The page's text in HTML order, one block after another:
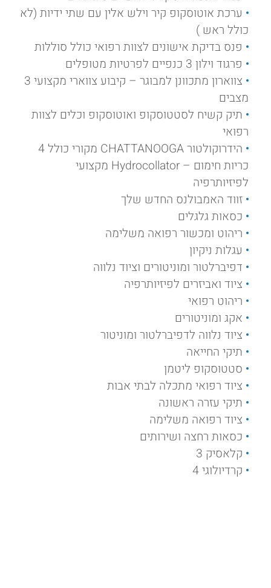
ערכת אוטוסקופ קיר וילש אלין עם שתי ידיות (לא
כולל ראש )
פנס בדיקת אישונים לצוות רפואי כולל סוללות
פרגוד וילון 3 כנפיים לפרטיות מטופלים
צווארון מתכוונן למבוגר – קיבוע צווארי מקצועי 3
מצבים
תיק קשיח לסטטוסקופ ואוטוסקופ וכלים לצוות
רפואי
הידרוקולטור CHATTANOOGA מקורי כולל 4
כריות חימום – Hydrocollator מקצועי
לפיזיותרפיה
זווד האמבולנס החדש שלך
כסאות גלגלים
ריהוט ומכשור רפואה משלימה
עגלות ניקיון
דפיברלטור ומוניטורים וציוד נלווה
ציוד ואביזרים לפיזיותרפיה
ריהוט רפואי
אקג ומוניטורים
ציוד נלווה לדפיברלטור ומוניטור
תיקי החייאה
סטטוסקופ ליטמן
ציוד רפואי מתכלה לבתי אבות
תיקי עזרה ראשונה
ציוד רפואה משלימה
כסאות רחצה ושירותים
קלאסיק 3
קרדיולוגי 4